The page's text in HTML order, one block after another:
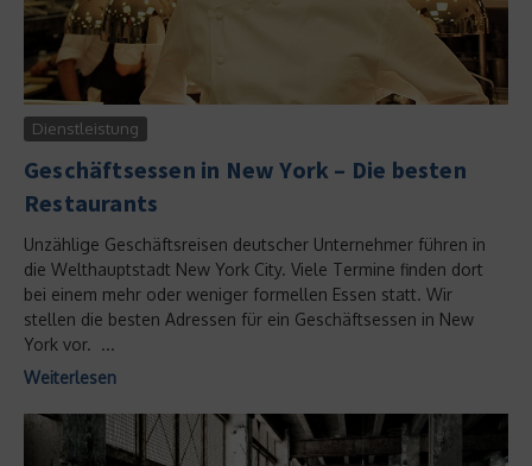
Dienstleistung
Geschäftsessen in New York – Die besten
Restaurants
Unzählige Geschäftsreisen deutscher Unternehmer führen in
die Welthauptstadt New York City. Viele Termine finden dort
bei einem mehr oder weniger formellen Essen statt. Wir
stellen die besten Adressen für ein Geschäftsessen in New
York vor. ...
Weiterlesen